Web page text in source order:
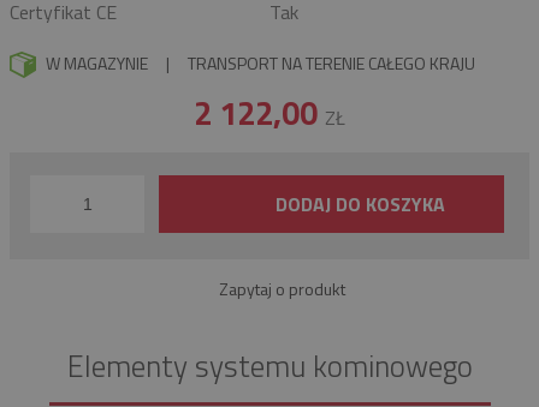
Certyfikat CE
Tak
W MAGAZYNIE | TRANSPORT NA TERENIE CAŁEGO KRAJU
2 122,00 ZŁ
DODAJ DO KOSZYKA
Zapytaj o produkt
Elementy systemu kominowego